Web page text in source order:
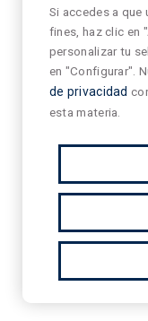
Si accedes a
fines, haz clic en
personalizar tu
en "Configurar".
de privacidad
esta materia.